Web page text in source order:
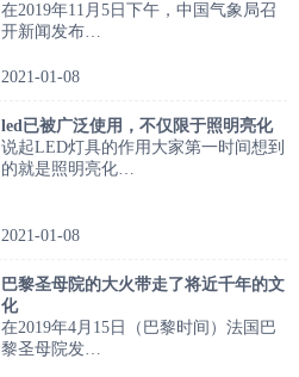
在2019年11月5日下午，中国气象局召
开新闻发布…
2021-01-08
led已被广泛使用，不仅限于照明亮化
说起LED灯具的作用大家第一时间想到
的就是照明亮化…
2021-01-08
巴黎圣母院的大火带走了将近千年的文
化
在2019年4月15日（巴黎时间）法国巴
黎圣母院发…